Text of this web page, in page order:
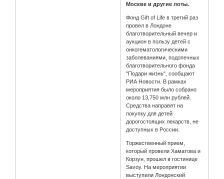
Москве и другие лоты.
Фонд Gift of Life в третий раз
провел в Лондоне
благотворительный вечер и
аукцион в пользу детей с
онкогематологическими
заболеваниями, подопечных
благотворительного фонда
"Подари жизнь", сообщают
РИА Новости. В рамках
мероприятия было собрано
около 13,750 млн рублей.
Средства направят на
покупку для детей
дорогостоящих лекарств, не
доступных в России.
Торжественный прием,
который провели Хаматова и
Корзун, прошел в гостинице
Savoy. На мероприятии
выступили Лондонский